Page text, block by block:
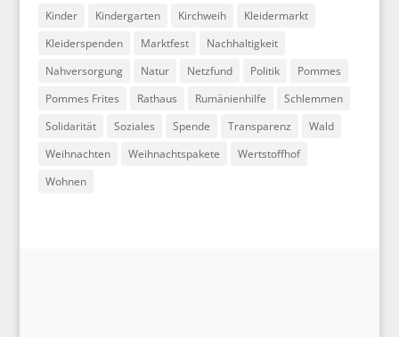
Kinder
Kindergarten Kirchweih
Kleidermarkt
Kleiderspenden
Marktfest
Nachhaltigkeit
Nahversorgung
Natur Netzfund Politik
Pommes
Pommes Frites
Rathaus Rumänienhilfe
Schlemmen
Solidarität
Soziales Spende Transparenz
Wald
Weihnachten
Weihnachtspakete
Wertstoffhof
Wohnen